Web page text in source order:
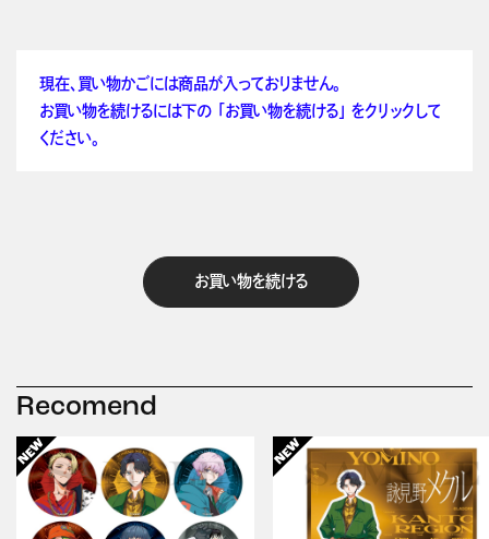
現在、買い物かごには商品が入っておりません。
お買い物を続けるには下の 「お買い物を続ける」 をクリックして
ください。
お買い物を続ける
Recomend